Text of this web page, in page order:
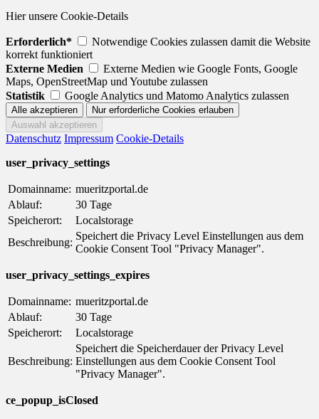
Hier unsere Cookie-Details
Erforderlich*
Notwendige Cookies zulassen damit die Website
korrekt funktioniert
Externe Medien
Externe Medien wie Google Fonts, Google
Maps, OpenStreetMap und Youtube zulassen
Statistik
Google Analytics und Matomo Analytics zulassen
Datenschutz Impressum Cookie-Details
user_privacy_settings
Domainname: mueritzportal.de
Ablauf:
30 Tage
Speicherort:
Localstorage
Beschreibung:
Speichert die Privacy Level Einstellungen aus dem
Cookie Consent Tool "Privacy Manager".
user_privacy_settings_expires
Domainname: mueritzportal.de
Ablauf:
30 Tage
Speicherort:
Localstorage
Beschreibung:
Speichert die Speicherdauer der Privacy Level
Einstellungen aus dem Cookie Consent Tool
"Privacy Manager".
ce_popup_isClosed